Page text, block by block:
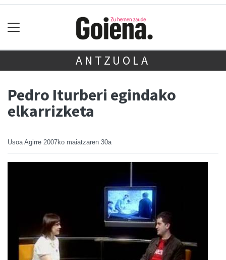
ANTZUOLA
Pedro Iturberi egindako
elkarrizketa
Usoa Agirre 2007ko maiatzaren 30a